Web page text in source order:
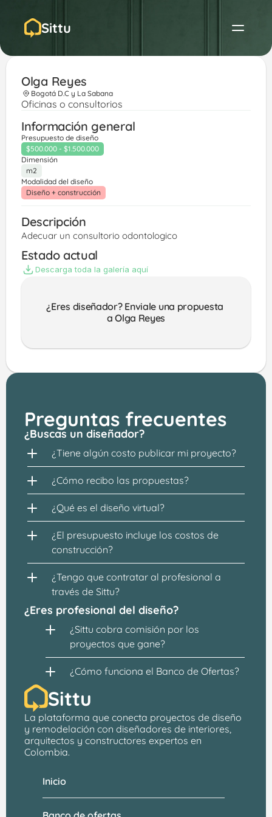
Sittu
Olga Reyes
Bogotá D.C y La Sabana
Oficinas o consultorios
Información general
Presupuesto de diseño
$500.000 - $1.500.000
Dimensión
m2
Modalidad del diseño
Diseño + construcción
Descripción
Adecuar un consultorio odontologico
Estado actual
Descarga toda la galería aquí
¿Eres diseñador? Enviale una propuesta
a Olga Reyes
Preguntas frecuentes
¿Buscas un diseñador?
¿Tiene algún costo publicar mi proyecto?
¿Cómo recibo las propuestas?
¿Qué es el diseño virtual?
¿El presupuesto incluye los costos de
construcción?
¿Tengo que contratar al profesional a
través de Sittu?
¿Eres profesional del diseño?
¿Sittu cobra comisión por los
proyectos que gane?
¿Cómo funciona el Banco de Ofertas?
Sittu
La plataforma que conecta proyectos de diseño
y remodelación con diseñadores de interiores,
arquitectos y constructores expertos en
Colombia.
Inicio